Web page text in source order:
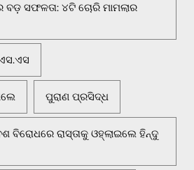
ସଫଳତା: ୪ଟି ଚୋରି ମାମଲାର
ପୁରାଣ ପ୍ରସିଦ୍ଧ
ବିରୋଧରେ ରାସ୍ତାକୁ ଓହ୍ଲାଇଲେ ହିନ୍ଦୁ